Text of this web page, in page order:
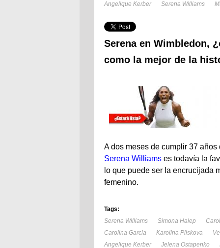
Angelique Kerber
Serena Williams
Serena en Wimbledon,
como la mejor de la
A dos meses de cumplir 37
Serena Williams es todavía la
lo que puede ser la encrucijada
femenino.
Tags:
Serena Williams
Simona Halep
Carolina Garcia
Karolina Pliskova
Angelique Kerber
Jelena Ostapenko